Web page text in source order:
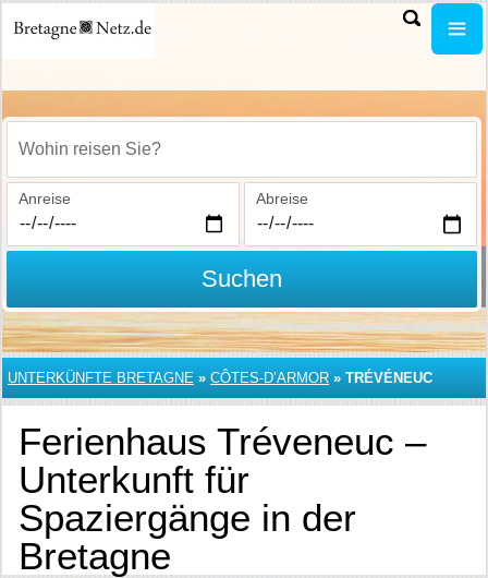
Wohin reisen Sie?
Anreise Abreise
Suchen
UNTERKÜNFTE BRETAGNE » CÔTES-D’ARMOR » TRÉVÉNEUC
Ferienhaus Tréveneuc –
Unterkunft für
Spaziergänge in der
Bretagne